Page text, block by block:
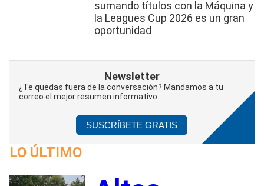
sumando títulos con la Máquina y
la Leagues Cup 2026 es un gran
oportunidad
Newsletter
¿Te quedas fuera de la conversación? Mandamos a tu
correo el mejor resumen informativo.
SUSCRÍBETE GRATIS
LO ÚLTIMO